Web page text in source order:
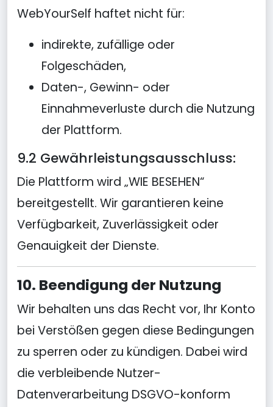
WebYourSelf haftet nicht für:
indirekte, zufällige oder
Folgeschäden,
Daten-, Gewinn- oder
Einnahmeverluste durch die Nutzung
der Plattform.
9.2 Gewährleistungsausschluss:
Die Plattform wird „WIE BESEHEN“
bereitgestellt. Wir garantieren keine
Verfügbarkeit, Zuverlässigkeit oder
Genauigkeit der Dienste.
10. Beendigung der Nutzung
Wir behalten uns das Recht vor, Ihr Konto
bei Verstößen gegen diese Bedingungen
zu sperren oder zu kündigen. Dabei wird
die verbleibende Nutzer-
Datenverarbeitung DSGVO-konform